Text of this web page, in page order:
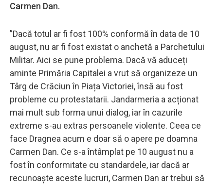
Carmen Dan.
”Dacă totul ar fi fost 100% conformă în data de 10
august, nu ar fi fost existat o anchetă a Parchetului
Militar. Aici se pune problema. Dacă vă aduceți
aminte Primăria Capitalei a vrut să organizeze un
Târg de Crăciun în Piața Victoriei, însă au fost
probleme cu protestatarii. Jandarmeria a acționat
mai mult sub forma unui dialog, iar în cazurile
extreme s-au extras persoanele violente. Ceea ce
face Dragnea acum e doar să o apere pe doamna
Carmen Dan. Ce s-a întâmplat pe 10 august nu a
fost în conformitate cu standardele, iar dacă ar
recunoaște aceste lucruri, Carmen Dan ar trebui să